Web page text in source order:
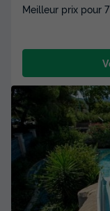
Meilleur prix pour